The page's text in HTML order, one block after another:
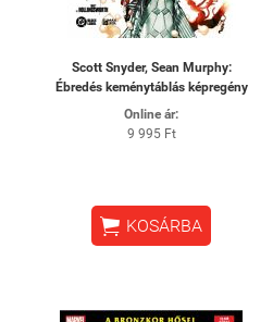
Scott Snyder, Sean Murphy:
Ébredés keménytáblás képregény
Online ár:
9 995 Ft
 KOSÁRBA